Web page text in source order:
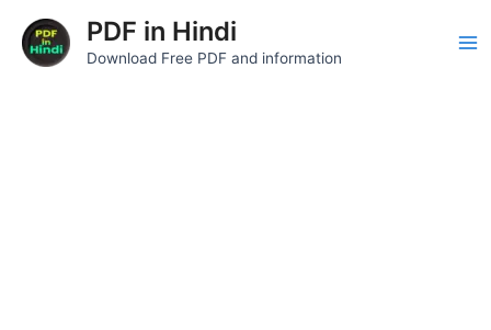
content
PDF in Hindi
Download Free PDF and information
navigation